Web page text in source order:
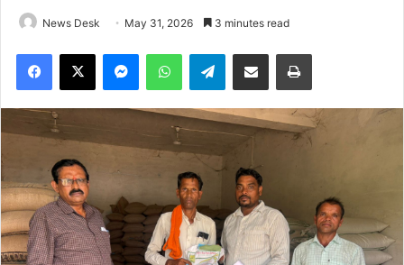
News Desk May 31, 2026 3 minutes read
Facebook
X MessengerWhatsAppTelegramShare via Email Print